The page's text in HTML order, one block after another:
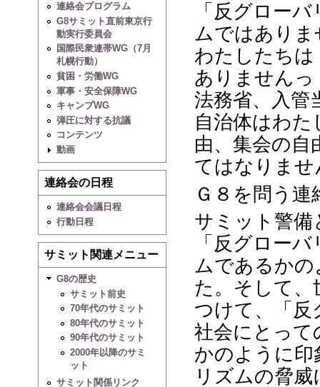
連絡会プログラム
G8サミット直前東京行
動実行委員会
国際民衆連帯WG（7月
札幌行動）
貧困・労働WG
軍事・安全保障WG
キャンプWG
弾圧に対する抗議
コンテンツ
動画
連絡会の日程
連絡会会議日程
行動日程
サミット関連メニュー
G8の歴史
サミット前史
70年代のサミット
80年代のサミット
90年代のサミット
2000年以降のサミ
ット
サミット関係リンク
「反グロー
ムではありま
わたしたちは
ありませんっ
法務省、入管
自治体はわた
由、集会の自
てはなりませ
Ｇ８を問う連
サミット警備
「反グロー
ムであるか
た。そして、
つけて、「反
社会にとって
かのように印
リズムの脅